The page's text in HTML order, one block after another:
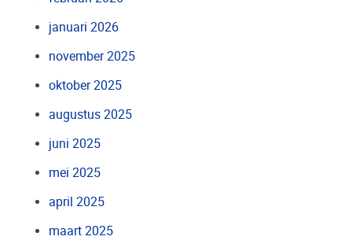
januari 2026
november 2025
oktober 2025
augustus 2025
juni 2025
mei 2025
april 2025
maart 2025